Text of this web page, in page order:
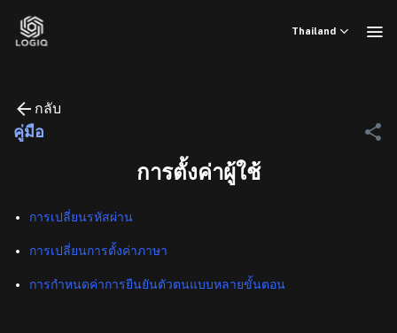
Thailand
กลับ
คู่มือ
การตั้งค่าผู้ใช้
การเปลี่ยนรหัสผ่าน
การเปลี่ยนการตั้งค่าภาษา
การกำหนดค่าการยืนยันตัวตนแบบหลายขั้นตอน